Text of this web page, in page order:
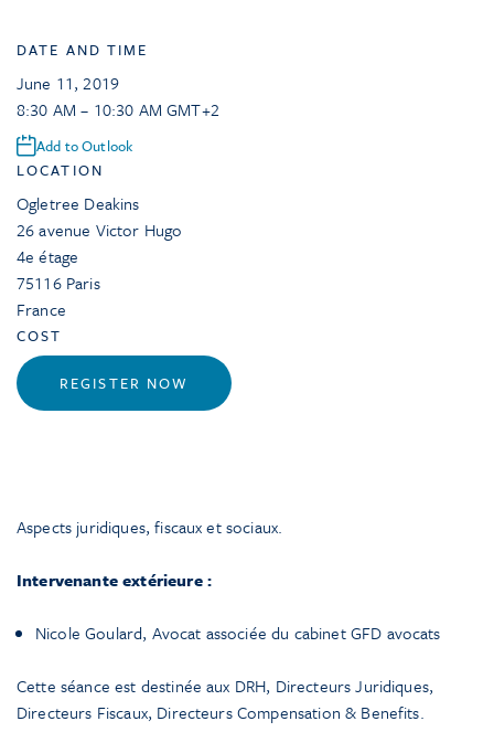
DATE AND TIME
June 11, 2019
8:30 AM – 10:30 AM GMT+2
Add to Outlook
LOCATION
Ogletree Deakins
26 avenue Victor Hugo
4e étage
75116 Paris
France
COST
REGISTER NOW
Aspects juridiques, fiscaux et sociaux.
Intervenante extérieure :
Nicole Goulard, Avocat associée du cabinet GFD avocats
Cette séance est destinée aux DRH, Directeurs Juridiques,
Directeurs Fiscaux, Directeurs Compensation & Benefits.